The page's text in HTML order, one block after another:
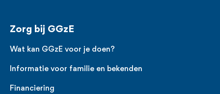
Zorg bij GGzE
Wat kan GGzE voor je doen?
Informatie voor familie en bekenden
Financiering